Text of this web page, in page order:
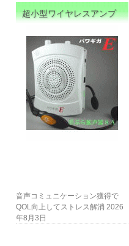
超小型ワイヤレスアンプ
音声コミュニケーション獲得で
QOL向上してストレス解消 2026
年8月3日